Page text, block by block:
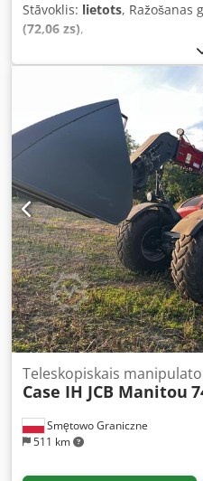
Stāvoklis: lietots, Ražošanas
(72,06 zs),
Smętowo Graniczne
511 km
Teleskopiskais
Case IH JCB Manitou